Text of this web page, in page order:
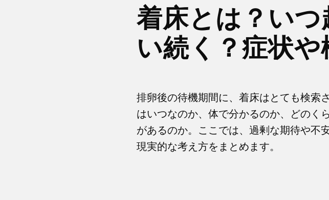
着床とは？い
い続く？症状
排卵後の待機期間に、着床はとても検索
はいつなのか、体で分かるのか、どのく
があるのか。ここでは、過剰な期待や不
現実的な考え方をまとめます。